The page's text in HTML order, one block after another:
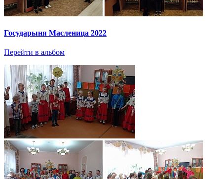
Государыня Масленица 2022
Перейти в альбом